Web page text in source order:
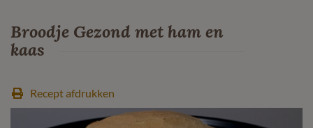
Broodje Gezond met ham en
kaas
Recept afdrukken